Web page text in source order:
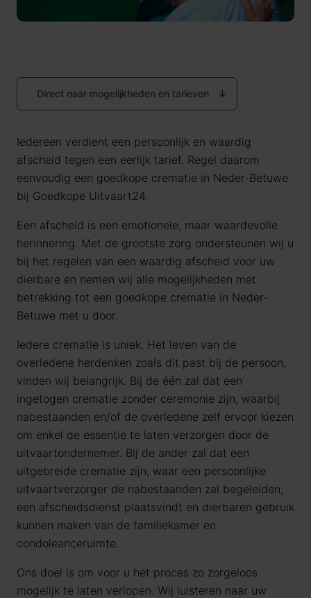
Direct naar mogelijkheden en tarieven
Iedereen verdient een persoonlijk en waardig
afscheid tegen een eerlijk tarief. Regel daarom
eenvoudig een goedkope crematie in Neder-Betuwe
bij Goedkope Uitvaart24.
Een afscheid is een emotionele, maar waardevolle
herinnering. Met de grootste zorg ondersteunen wij u
bij het regelen van een waardig afscheid voor uw
dierbare en nemen wij alle mogelijkheden met
betrekking tot een goedkope crematie in Neder-
Betuwe met u door.
Iedere crematie is uniek. Het leven van de
overledene herdenken zoals dit past bij de persoon,
vinden wij belangrijk. Bij de één zal dat een
ingetogen crematie zonder ceremonie zijn, waarbij
nabestaanden en/of de overledene zelf ervoor kiezen
om enkel de essentie te laten verzorgen door de
uitvaartondernemer. Bij de ander zal dat een
uitgebreide crematie zijn, waar een persoonlijke
uitvaartverzorger de nabestaanden zal begeleiden,
een afscheidsdienst plaatsvindt en dierbaren gebruik
kunnen maken van de familiekamer en
condoleanceruimte.
Ons doel is om voor u het proces zo zorgeloos
mogelijk te laten verlopen. Wij luisteren naar uw